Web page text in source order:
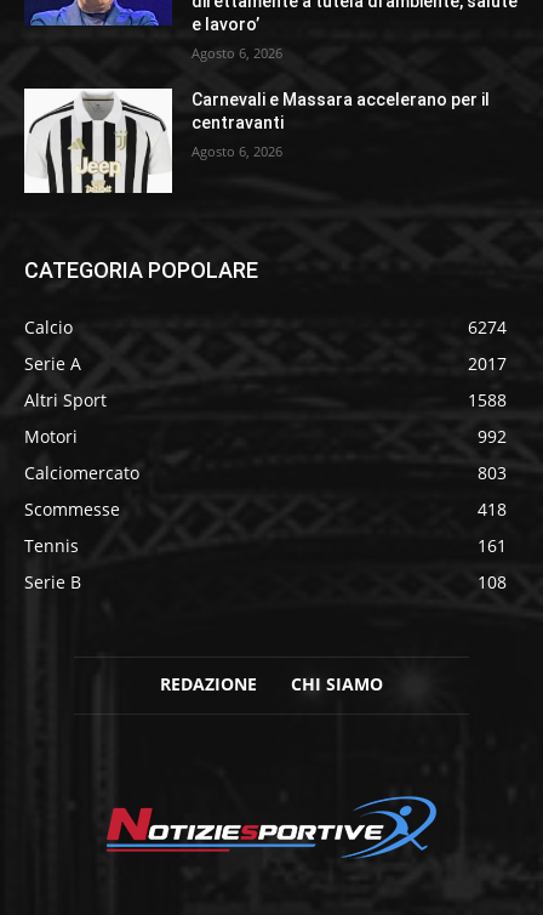
e lavoro’
Agosto 6, 2026
Carnevali e Massara accelerano per il
centravanti
Agosto 6, 2026
CATEGORIA POPOLARE
Calcio
6274
Serie A
2017
Altri Sport
1588
Motori
992
Calciomercato
803
Scommesse
418
Tennis
161
Serie B
108
REDAZIONE CHI SIAMO